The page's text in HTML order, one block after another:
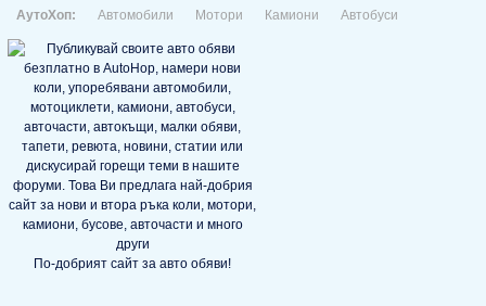
АутоХоп: Автомобили Мотори Камиони Автобуси
По-добрият сайт за авто обяви!